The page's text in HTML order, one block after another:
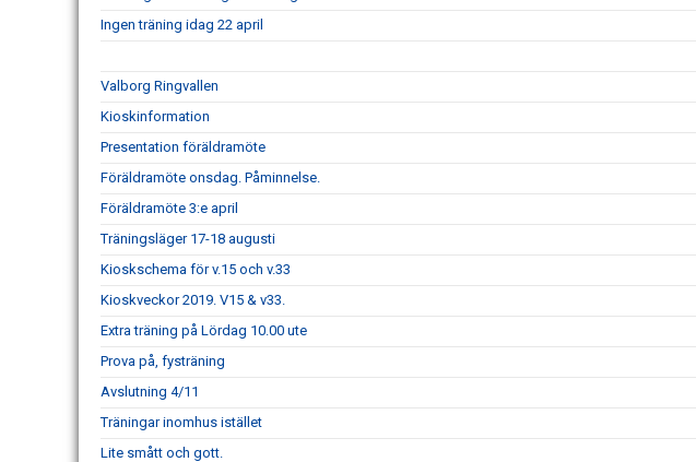
Ingen träning idag 22 april
Valborg Ringvallen
Kioskinformation
Presentation föräldramöte
Föräldramöte onsdag. Påminnelse.
Föräldramöte 3:e april
Träningsläger 17-18 augusti
Kioskschema för v.15 och v.33
Kioskveckor 2019. V15 & v33.
Extra träning på Lördag 10.00 ute
Prova på, fysträning
Avslutning 4/11
Träningar inomhus istället
Lite smått och gott.